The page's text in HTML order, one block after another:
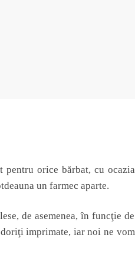
orice bărbat, cu ocazia
un farmec aparte.
de asemenea, în funcţie de
imprimate, iar noi ne vom